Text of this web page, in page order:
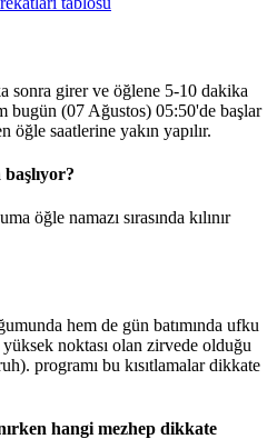
sonra girer ve öğlene 5-10 dakika
bugün (07 Ağustos) 05:50'de başlar
öğle saatlerine yakın yapılır.
öğle namazı sırasında kılınır
hem de gün batımında ufku
noktası olan zirvede olduğu
programı bu kısıtlamalar dikkate
hangi mezhep dikkate